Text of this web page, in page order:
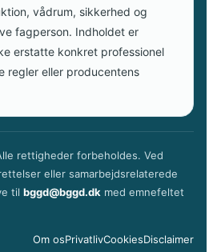
vådrum, sikkerhed og
fagperson. Indholdet er
erstatte konkret professionel
regler eller producentens
rettigheder forbeholdes. Ved
eller samarbejdsrelaterede
til bggd@bggd.dk med emnefeltet
Om osPrivatlivCookiesDisclaimer